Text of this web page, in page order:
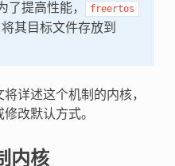
了提高性能， freertos
其目标文件存放到
详述这个机制的内核，
改默认方式。
内核